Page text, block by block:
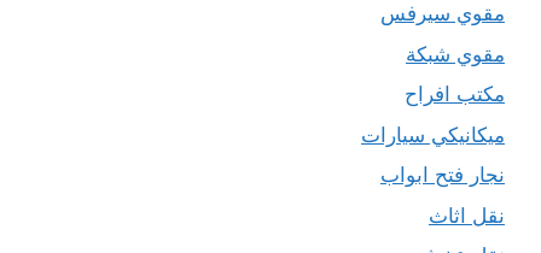
مقوي سيرفس
مقوي شبكة
مكتب افراح
ميكانيكي سيارات
نجار فتح ابواب
نقل اثاث